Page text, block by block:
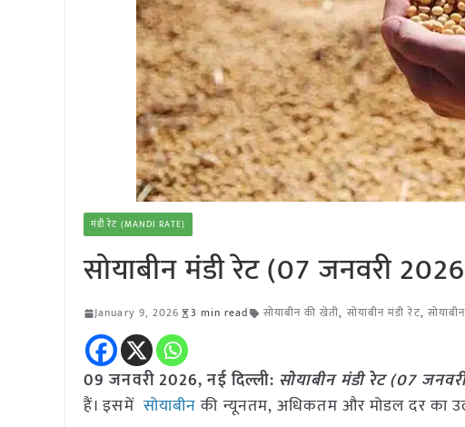
मंडी रेट (MANDI RATE)
सोयाबीन मंडी रेट (07 जनवरी
January 9, 2026 3 min read सोयाबीन की खेती, सोयाबीन मंडी रेट,
09 जनवरी2026, नई दिल्ली: सोयाबीन मंडी रेट (07
हैं। इसमें सोयाबीनकी न्यूनतम, अधिकतम और मोडल दर का